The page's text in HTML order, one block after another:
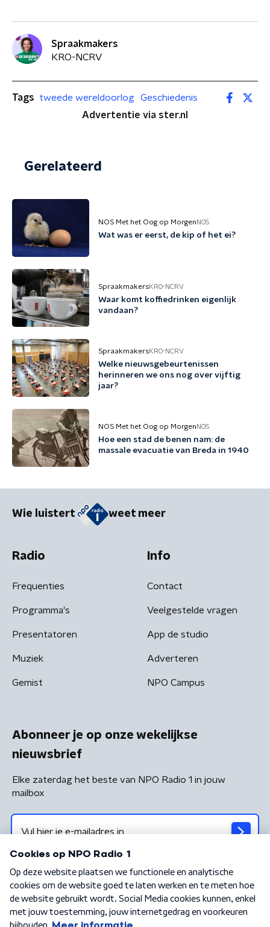
Spraakmakers
KRO-NCRV
Tags tweede wereldoorlog
Geschiedenis
Advertentie via ster.nl
Gerelateerd
NOS Met het Oog op Morgen NOS
Wat was er eerst, de kip of het ei?
SpraakmakersKRO-NCRV
Waar komt koffiedrinken eigenlijk
vandaan?
SpraakmakersKRO-NCRV
Welke nieuwsgebeurtenissen
herinneren we ons nog over vijftig
jaar?
NOS Met het Oog op Morgen NOS
Hoe een stad de benen nam: de
massale evacuatie van Breda in 1940
Wie luistert weet meer
Radio
Frequenties
Programma's
Presentatoren
Muziek
Gemist
Info
Contact
Veelgestelde vragen
App de studio
Adverteren
NPO Campus
Abonneer je op onze wekelijkse
nieuwsbrief
Elke zaterdag het beste van NPO Radio 1 in jouw
mailbox
Algemene voorwaarden